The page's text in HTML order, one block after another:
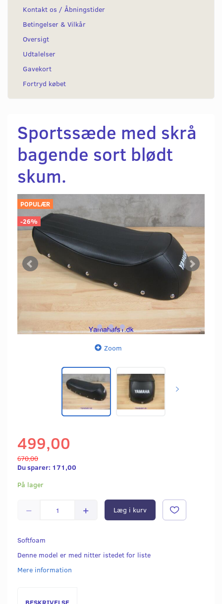
Kontakt os / Åbningstider
Betingelser & Vilkår
Oversigt
Udtalelser
Gavekort
Fortryd købet
Sportssæde med skrå
bagende sort blødt
skum.
POPULÆR
-26%
Zoom
499,00
670,00
Du sparer: 171,00
På lager
Læg i kurv
Softfoam
Denne model er med nitter istedet for liste
Mere information